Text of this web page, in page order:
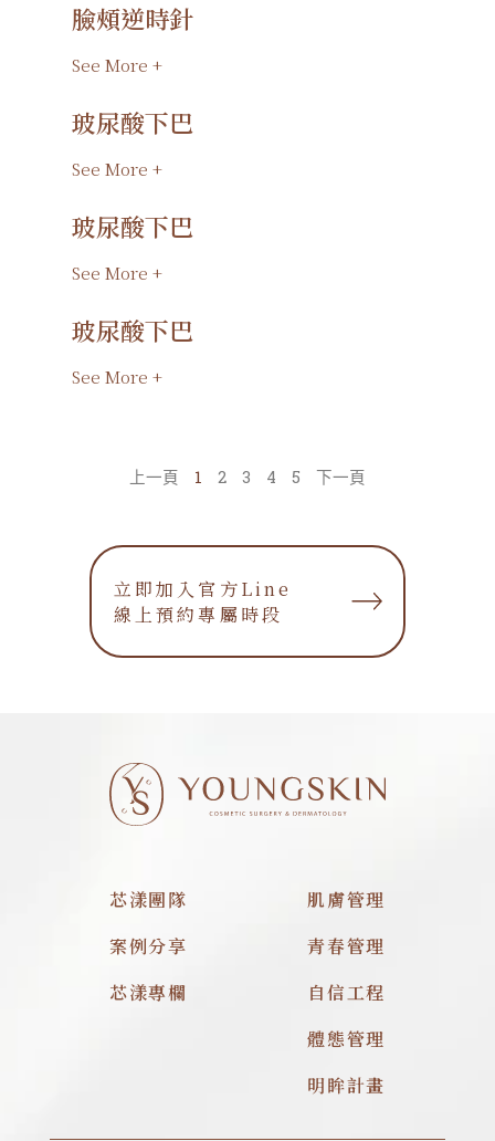
臉頰逆時針
See More +
玻尿酸下巴
See More +
玻尿酸下巴
See More +
玻尿酸下巴
See More +
上一頁 1 2 3 4 5 下一頁
立即加入官方Line
線上預約專屬時段
立即加入官方Line
線上預約專屬時段
芯漾團隊
案例分享
芯漾專欄
肌膚管理
青春管理
自信工程
體態管理
明眸計畫